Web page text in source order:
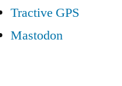
Tractive GPS
Mastodon